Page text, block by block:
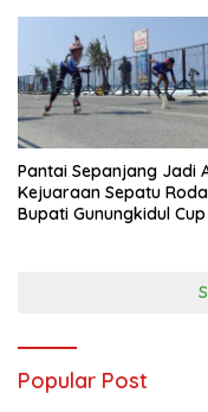
Pantai Sepanjang Jadi
Kejuaraan Sepatu Roda
Bupati Gunungkidul Cup
Popular Post